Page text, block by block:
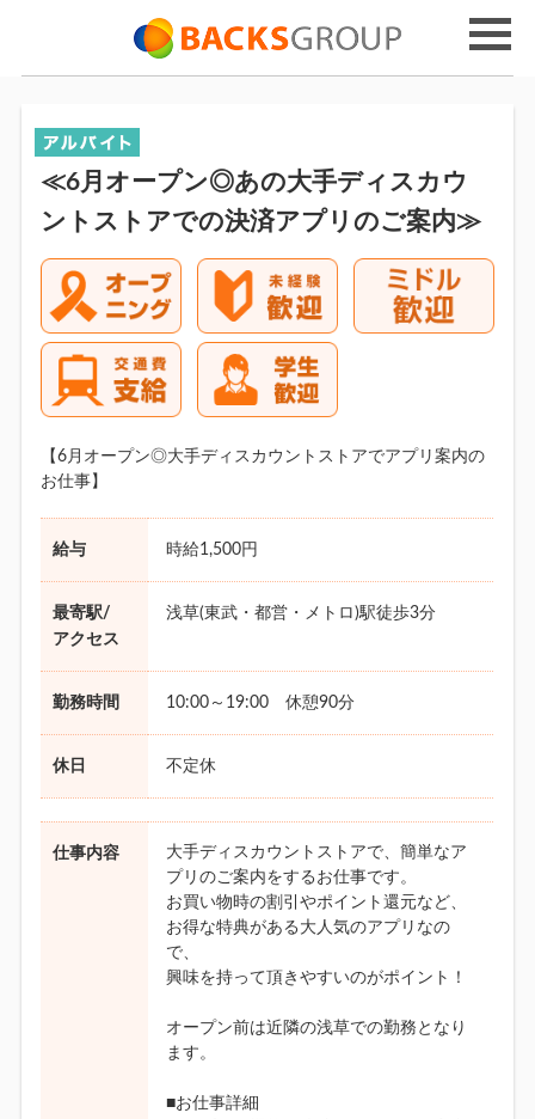
≪6月オープン◎あの大手ディスカウ
ントストアでの決済アプリのご案内≫
【6月オープン◎大手ディスカウントストアでアプリ案内の
お仕事】
給与 時給1,500円
最寄駅/
アクセス
浅草(東武・都営・メトロ)駅徒歩3分
勤務時間 10:00～19:00 休憩90分
休日 不定休
仕事内容
大手ディスカウントストアで、簡単なア
プリのご案内をするお仕事です。
お買い物時の割引やポイント還元など、
お得な特典がある大人気のアプリなの
で、
興味を持って頂きやすいのがポイント！
オープン前は近隣の浅草での勤務となり
ます。
■お仕事詳細